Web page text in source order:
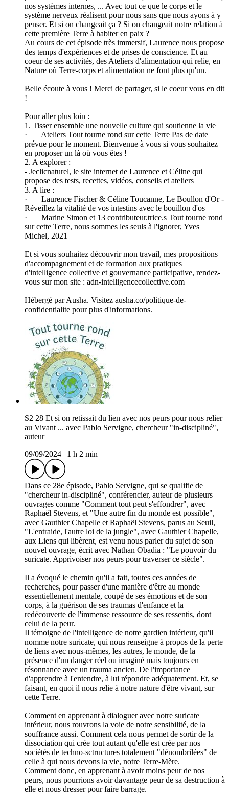
nos systèmes internes, ... Avec tout ce que le corps et le
système nerveux réalisent pour nous sans que nous ayons à y
penser. Et si on changeait ça ? Si on changeait notre relation à
cette première Terre à habiter en paix ?
Au cours de cet épisode très immersif, Laurence nous propose
des temps d'expériences et de prises de conscience. Et au
coeur de ses activités, des Ateliers d'alimentation qui relie, en
Nature où Terre-corps et alimentation ne font plus qu'un.
Belle écoute à vous ! Merci de partager, si le coeur vous en dit
!
Pour aller plus loin :
1. Tisser ensemble une nouvelle culture qui soutienne la vie
· Ateliers Tout tourne rond sur cette Terre Pas de date
prévue pour le moment. Bienvenue à vous si vous souhaitez
en proposer un là où vous êtes !
2. A explorer :
- Jeclicnaturel, le site internet de Laurence et Céline qui
propose des tests, recettes, vidéos, conseils et ateliers
3. A lire :
· Laurence Fischer & Céline Toucanne, Le Boullon d'Or -
Réveillez la vitalité de vos intestins avec le bouillon d'os
· Marine Simon et 13 contributeur.trice.s Tout tourne rond
sur cette Terre, nous sommes les seuls à l'ignorer, Yves
Michel, 2021
Et si vous souhaitez découvrir mon travail, mes propositions
d'accompagnement et de formation aux pratiques
d'intelligence collective et gouvernance participative, rendez-
vous sur mon site : adn-intelligencecollective.com
Hébergé par Ausha. Visitez ausha.co/politique-de-
confidentialite pour plus d'informations.
S2 28 Et si on retissait du lien avec nos peurs pour nous relier
au Vivant ... avec Pablo Servigne, chercheur "in-discipliné",
auteur
09/09/2024
1 h 2 min
Dans ce 28e épisode, Pablo Servigne, qui se qualifie de
"chercheur in-discipliné", conférencier, auteur de plusieurs
ouvrages comme "Comment tout peut s'effondrer", avec
Raphaël Stevens, et "Une autre fin du monde est possible",
avec Gauthier Chapelle et Raphaël Stevens, parus au Seuil,
"L'entraide, l'autre loi de la jungle", avec Gauthier Chapelle,
aux Liens qui libèrent, est venu nous parler du sujet de son
nouvel ouvrage, écrit avec Nathan Obadia : "Le pouvoir du
suricate. Apprivoiser nos peurs pour traverser ce siècle".
Il a évoqué le chemin qu'il a fait, toutes ces années de
recherches, pour passer d'une manière d'être au monde
essentiellement mentale, coupé de ses émotions et de son
corps, à la guérison de ses traumas d'enfance et la
redécouverte de l'immense ressource de ses ressentis, dont
celui de la peur.
Il témoigne de l'intelligence de notre gardien intérieur, qu'il
nomme notre suricate, qui nous renseigne à propos de la perte
de liens avec nous-mêmes, les autres, le monde, de la
présence d'un danger réel ou imaginé mais toujours en
résonnance avec un trauma ancien. De l'importance
d'apprendre à l'entendre, à lui répondre adéquatement. Et, se
faisant, en quoi il nous relie à notre nature d'être vivant, sur
cette Terre.
Comment en apprenant à dialoguer avec notre suricate
intérieur, nous rouvrons la voie de notre sensibilité, de la
souffrance aussi. Comment cela nous permet de sortir de la
dissociation qui crée tout autant qu'elle est crée par nos
sociétés de techno-sctructures totalement "dénombrilées" de
celle à qui nous devons la vie, notre Terre-Mère.
Comment donc, en apprenant à avoir moins peur de nos
peurs, nous pourrions avoir davantage peur de sa destruction à
elle et nous dresser pour faire barrage.